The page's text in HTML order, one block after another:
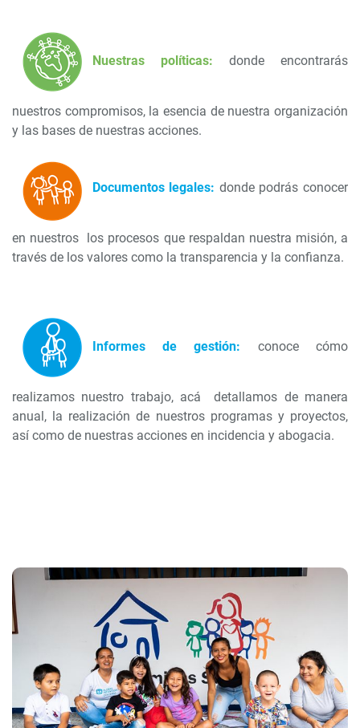
​Nuestras políticas: donde encontrarás
nuestros compromisos, la esencia de nuestra organización
y las bases de nuestras acciones.
Documentos legales: donde podrás conocer
en nuestros los procesos que respaldan nuestra misión, a
través de los valores como la transparencia y la confianza.
Informes de gestión: conoce cómo
realizamos nuestro trabajo, acá detallamos de manera
anual, la realización de nuestros programas y proyectos,
así como de nuestras acciones en incidencia y abogacia.